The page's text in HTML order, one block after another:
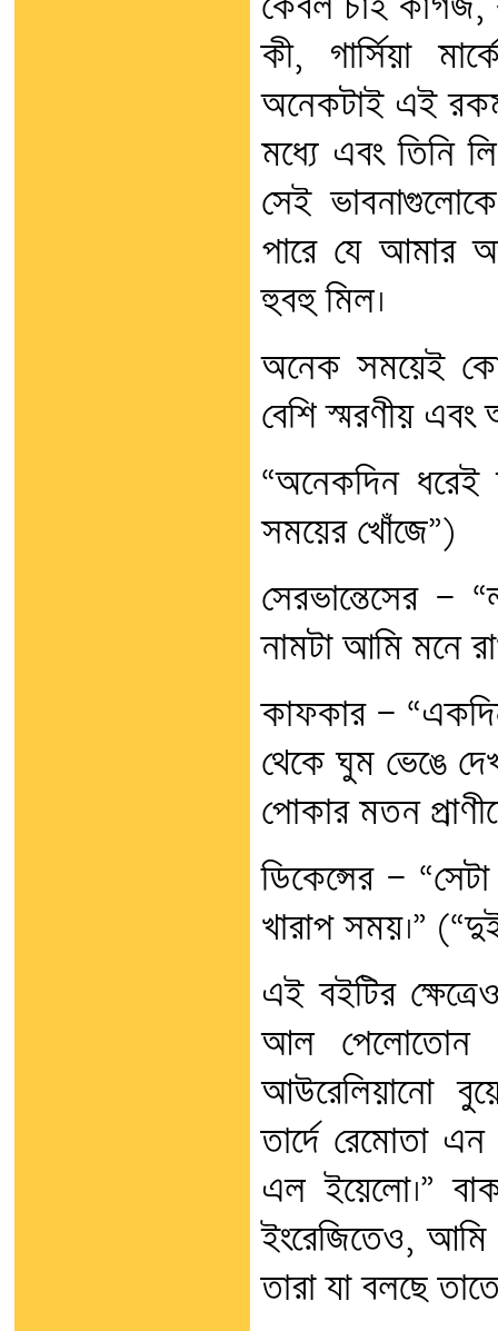
কী, গার্সিয়া
অনেকটাই এই রকম
মধ্যে এবং তিনি
সেই
পারে যে আমার
হুবহু মিল।
অনেক সময়েই
বেশি স্মরণীয়
“অনেকদিন ধরেই
সময়ের খোঁজে”)
সেরভান্তেসের —
নামটা আমি মনে
কাফকার — “একদিন
থেকে ঘুম ভেঙে
পোকার মতন
ডিকেন্সের —
খারাপ সময়।”
এই বইটির
আল পেলোতোন
আউরেলিয়ানো
তার্দে রেমোতা
এল ইয়েলো।”
ইংরেজিতেও, আমি
তারা যা বলছে